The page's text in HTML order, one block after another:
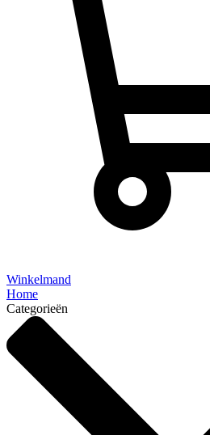
Winkelmand
Home
Categorieën